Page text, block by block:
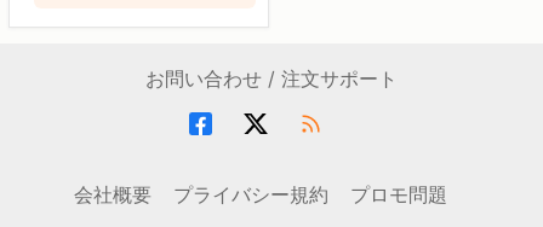
お問い合わせ / 注文サポート
会社概要 プライバシー規約 プロモ問題